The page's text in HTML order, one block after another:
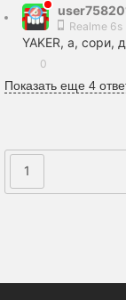
Realme 6s
YAKER, а, сори,
0
Показать еще 4
1